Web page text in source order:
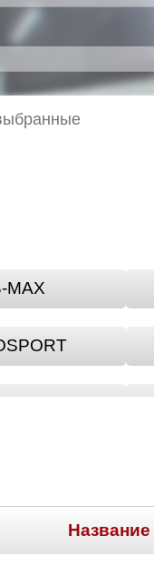
MAX
Название